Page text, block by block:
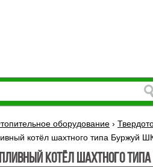
оборудование ›
котёл шахтного типа Буржуй
котёл шахтного